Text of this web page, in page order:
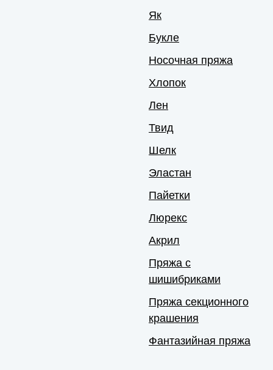
Як
Букле
Носочная пряжа
Хлопок
Лен
Твид
Шелк
Эластан
Пайетки
Люрекс
Акрил
Пряжа с
шишибриками
Пряжа секционного
крашения
Фантазийная пряжа